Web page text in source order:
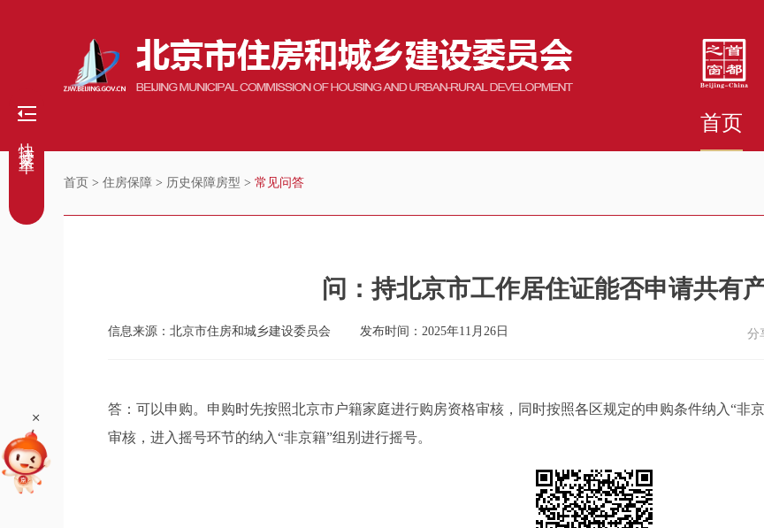
首页
首页 > 住房保障 > 历史保障房型 > 常见问答
问：持北京市工作居住证能否申请共有
信息来源：北京市住房和城乡建设委员会 发布时间：2025年11月26日 分
答：可以申购。申购时先按照北京市户籍家庭进行购房资格审核，同时按照各区规定的申购条件纳入“非
审核，进入摇号环节的纳入“非京籍”组别进行摇号。
+
快捷菜单